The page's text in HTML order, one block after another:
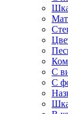
С
С